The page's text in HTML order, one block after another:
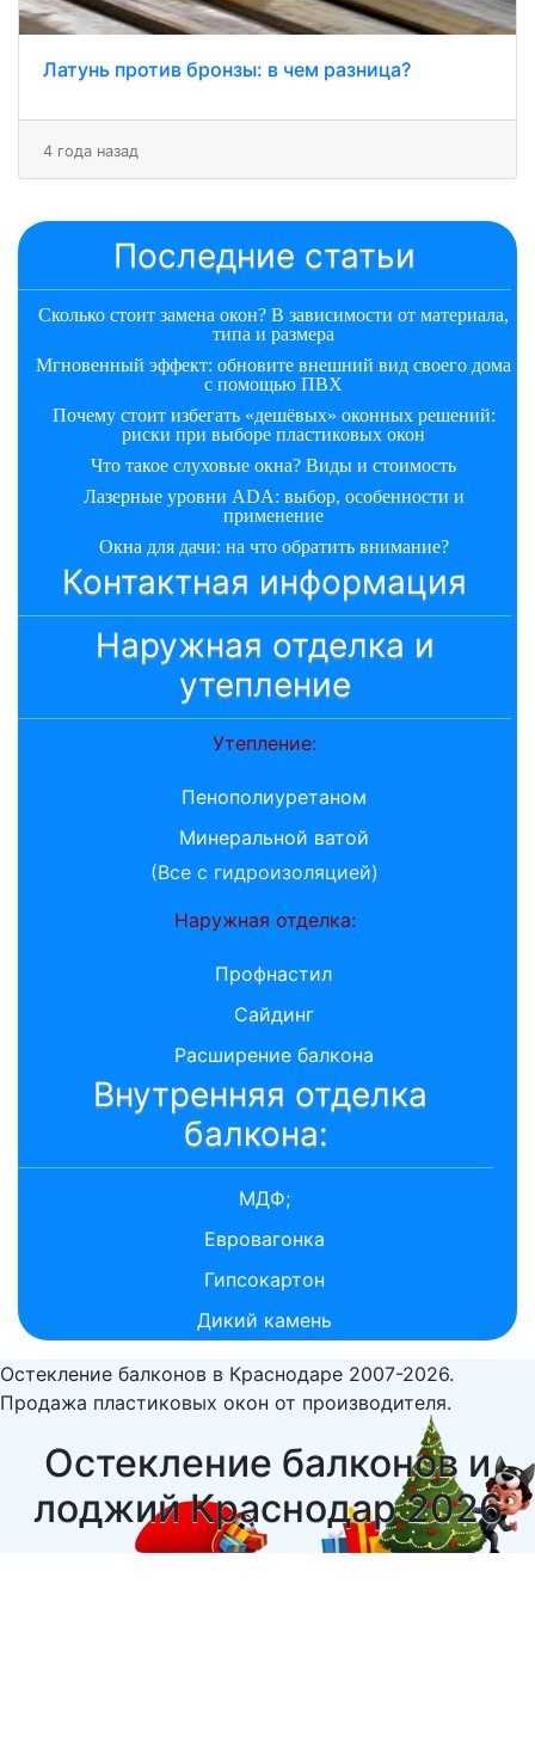
Латунь против бронзы: в чем разница?
4 года назад
Последние статьи
Сколько стоит замена окон? В зависимости от материала,
типа и размера
Мгновенный эффект: обновите внешний вид своего дома
с помощью ПВХ
Почему стоит избегать «дешёвых» оконных решений:
риски при выборе пластиковых окон
Что такое слуховые окна? Виды и стоимость
Лазерные уровни ADA: выбор, особенности и
применение
Окна для дачи: на что обратить внимание?
Контактная информация
Наружная отделка и
утепление
Утепление:
Пенополиуретаном
Минеральной ватой
(Все с гидроизоляцией)
Наружная отделка:
Профнастил
Сайдинг
Расширение балкона
Внутренняя отделка
балкона:
МДФ;
Евровагонка
Гипсокартон
Дикий камень
Остекление балконов в Краснодаре 2007-2026.
Продажа пластиковых окон от производителя.
Остекление балконов и
лоджий Краснодар 2026